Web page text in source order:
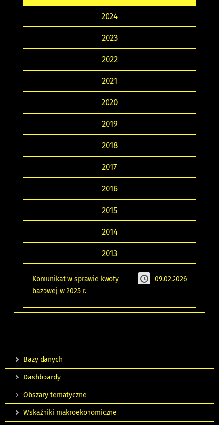
2024
2023
2022
2021
2020
2019
2018
2017
2016
2015
2014
2013
09.02.2026
Komunikat w sprawie kwoty
bazowej w 2025 r.
Bazy danych
Dashboardy
Obszary tematyczne
Wskaźniki makroekonomiczne